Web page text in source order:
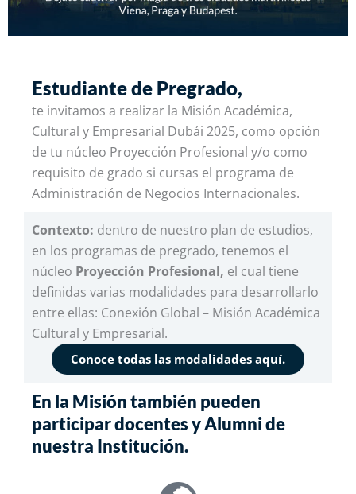
Estudiante de Pregrado,
te invitamos a realizar la Misión Académica,
Cultural y Empresarial Dubái 2025, como opción
de tu núcleo Proyección Profesional y/o como
requisito de grado si cursas el programa de
Administración de Negocios Internacionales.
Contexto: dentro de nuestro plan de estudios,
en los programas de pregrado, tenemos el
núcleo Proyección Profesional, el cual tiene
definidas varias modalidades para desarrollarlo
entre ellas: Conexión Global – Misión Académica
Cultural y Empresarial.
Conoce todas las modalidades aquí.
En la Misión también pueden
participar docentes y Alumni de
nuestra Institución.